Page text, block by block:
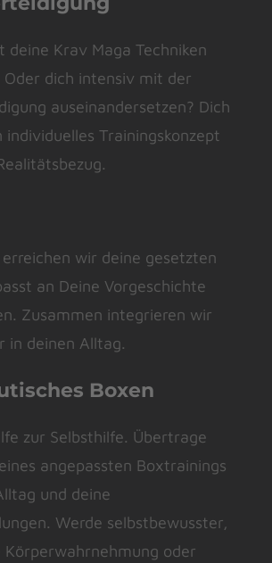
deine Krav Maga Techniken
Oder dich intensiv mit der
auseinandersetzen? Dich
Trainingskonzept
wir deine gesetzten
an Deine Vorgeschichte
Zusammen integrieren wir
in deinen Alltag.
Boxen
zur Selbsthilfe. Übertrage
angepassten Boxtrainings
und deine
Werde selbstbewusster,
Körperwahrnehmung oder